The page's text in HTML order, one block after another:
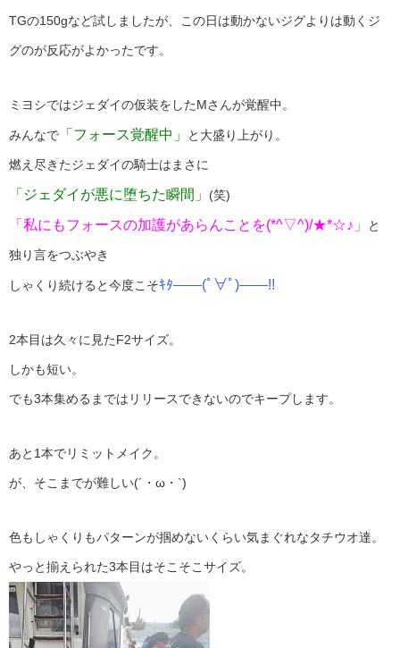
TGの150gなど試しましたが、この日は動かないジグよりは動くジ
グのが反応がよかったです。
ミヨシではジェダイの仮装をしたMさんが覚醒中。
みんなで 「フォース覚醒中」 と大盛り上がり。
燃え尽きたジェダイの騎士はまさに
「ジェダイが悪に堕ちた瞬間」 (笑)
「私にもフォースの加護があらんことを(*^▽^)/★*☆♪」 と
独り言をつぶやき
しゃくり続けると今度こそｷﾀ――(ﾟ∀ﾟ)――!!
2本目は久々に見たF2サイズ。
しかも短い。
でも3本集めるまではリリースできないのでキープします。
あと1本でリミットメイク。
が、そこまでが難しい(´・ω・`)
色もしゃくりもパターンが掴めないくらい気まぐれなタチウオ達。
やっと揃えられた3本目はそこそこサイズ。